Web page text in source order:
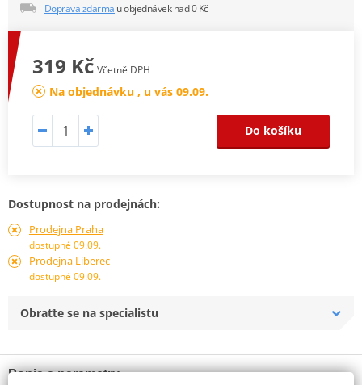
Doprava zdarma u objednávek nad 0 Kč
319 Kč Včetně DPH
Na objednávku , u vás 09.09.
Do košíku
Dostupnost na prodejnách:
Prodejna Praha
dostupné 09.09.
Prodejna Liberec
dostupné 09.09.
Obraťte se na specialistu
Popis a parametry